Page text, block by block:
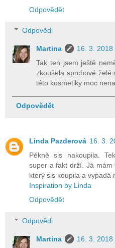
Odpovědět
Odpovědi
Martina
16. 3.
Tak ten jsem ještě
zkoušela sprchové
této kosmetiky moc
Odpovědět
Linda Pazderová 16. 3.
Pěkně sis nakoupila.
super a fakt drží. Já
který sis koupila a vypadá
Inspiration by Linda
Odpovědět
Odpovědi
Martina
16. 3.